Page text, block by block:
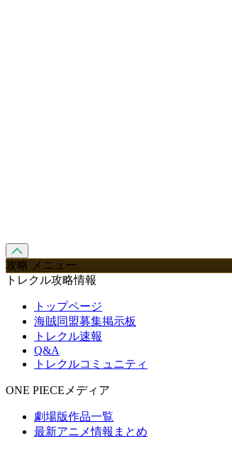
攻略 メニュー
トレクル攻略情報
トップページ
海賊同盟募集掲示板
トレクル速報
Q&A
トレクルコミュニティ
ONE PIECEメディア
劇場版作品一覧
最新アニメ情報まとめ